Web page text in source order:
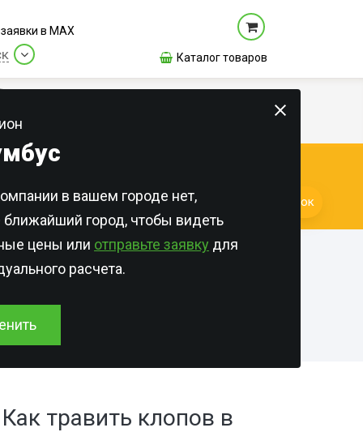
в МАХ
в вашем городе нет,
ближайший город, чтобы видеть
цены или отправьте заявку для
расчета.
Каталог товаров
и
Квартиры
Общежития
Дома и участки
Для Организаций
Онлайн-оплата
Лицензии и сертификаты
Отзывы
ДЕНЬ!
травить клопов в
Заказать звонок